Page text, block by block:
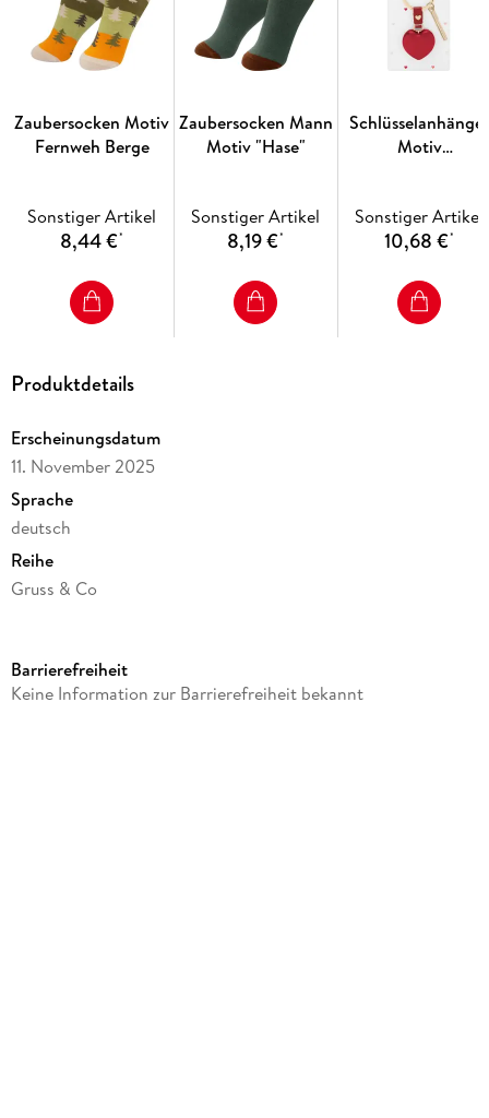
Zaubersocken Motiv
Fernweh Berge
Sonstiger Artikel
8,44 €*
Zaubersocken Mann
Motiv "Hase"
Sonstiger Artikel
8,19 €*
Schlüsselanhänger
Motiv
Sonstiger Artikel
10,68 €*
Produktdetails
Erscheinungsdatum
11. November 2025
Sprache
deutsch
Reihe
Gruss & Co
Produktart
Barrierefreiheit
Keine Information zur Barrierefreiheit bekannt